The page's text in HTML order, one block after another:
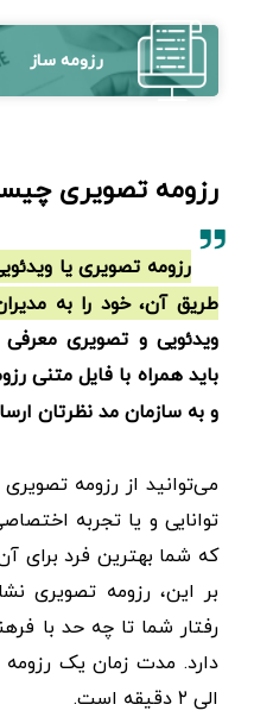
رزومه ساز
رزومه تصویری
رزومه تصویری یا
طریق آن، خود را به
ویدئویی و تصویری معرفی
باید همراه با فایل متنی
و به سازمان مد نظرتان
می‌توانید از رزومه
توانایی و یا تجربه
که شما بهترین فرد برای
بر این، رزومه تصویری
رفتار شما تا چه حد با
الی ۲ دقیقه است.